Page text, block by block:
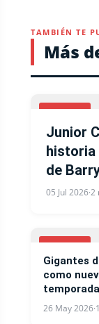
TAMBIÉN TE
Más
BEISBOL
Junior
historia
de
05 Jul 2026·2
BEISBOL
Gigantes
como
26 May 2026·